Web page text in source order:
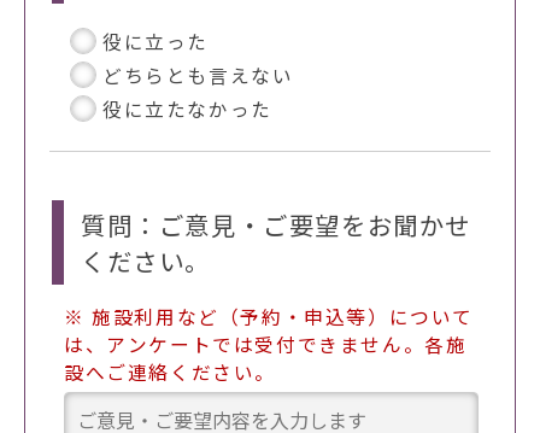
役に立った
どちらとも言えない
役に立たなかった
質問：ご意見・ご要望をお聞かせ
ください。
※ 施設利用など（予約・申込等）について
は、アンケートでは受付できません。各施
設へご連絡ください。